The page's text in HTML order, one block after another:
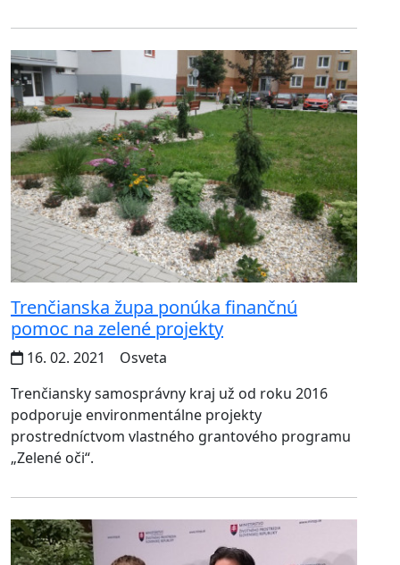
Trenčianska župa ponúka finančnú
pomoc na zelené projekty
16. 02. 2021
Osveta
Trenčiansky samosprávny kraj už od roku 2016
podporuje environmentálne projekty
prostredníctvom vlastného grantového programu
„Zelené oči“.